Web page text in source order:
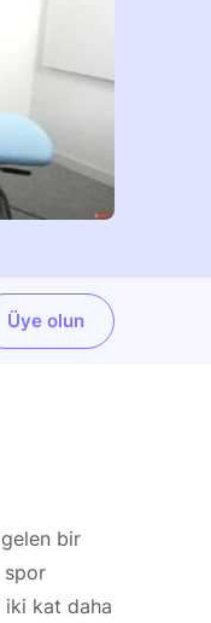
Üye olun
bir
spor
iki kat daha